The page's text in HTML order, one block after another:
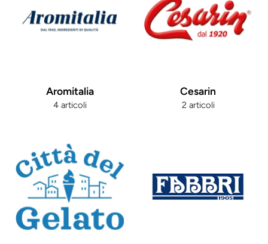
Aromitalia
4 articoli
Cesarin
2 articoli